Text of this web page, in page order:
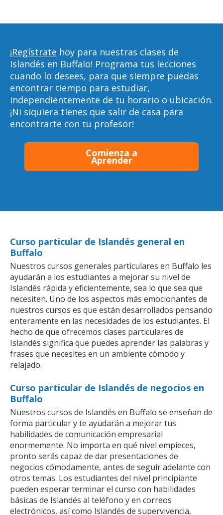
¡Regístrate hoy para nuestras clases de
Islandés en Buffalo! Programa tus lecciones
cuando lo desees, para que siempre puedas
encontrar tiempo para estudiar,
independientemente de tu horario o ubicación.
¡Ni siquiera tienes que salir de casa para
encontrarte con tu profesor!
Comienza a
Aprender
Curso particular de Islandés general en
Buffalo
Nuestros cursos generales particulares en Buffalo les
ayudarán a los estudiantes a mejorar su nivel de
Islandés rápida y eficientemente, sea lo que sea que
necesiten. Uno de los aspectos más emocionantes de
nuestros cursos es que están desarrollados pensando
enteramente en las necesidades de los estudiantes. El
hecho de que ofrecemos clases particulares de
Islandés significa que puedes aprender las palabras y
frases que necesites en un ambiente cómodo y
relajado.
Curso particular de Islandés de negocios en
Buffalo
Nuestros cursos de Islandés en Buffalo se enseñan de
forma particular y te ayudarán a mejorar tus
habilidades de comunicación empresarial
enormemente. No importa en qué nivel empieces,
pronto serás capaz de dar presentaciones de
negocios cómodamente, antes de seguir adelante con
otros temas. Los estudiantes del nivel principiante
pueden esperar terminar el curso con habilidades
básicas de Islandés al teléfono y en correos
electrónicos, así como Islandés de supervivencia,